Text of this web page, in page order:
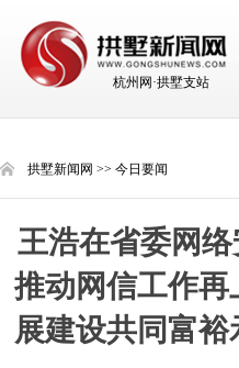
杭州网·拱墅支站
拱墅新闻网 >> 今日要闻
王浩在省委网
推动网信工作
展建设共同富